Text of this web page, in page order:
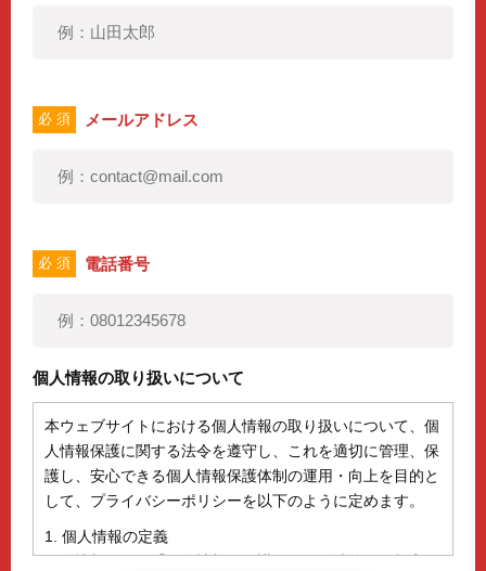
必 須 メールアドレス
必 須 電話番号
個人情報の取り扱いについて
本ウェブサイトにおける個人情報の取り扱いについて、個
人情報保護に関する法令を遵守し、これを適切に管理、保
護し、安心できる個人情報保護体制の運用・向上を目的と
して、プライバシーポリシーを以下のように定めます。
1. 個人情報の定義
個人情報とは、「個人情報の保護に関する法律」に規定さ